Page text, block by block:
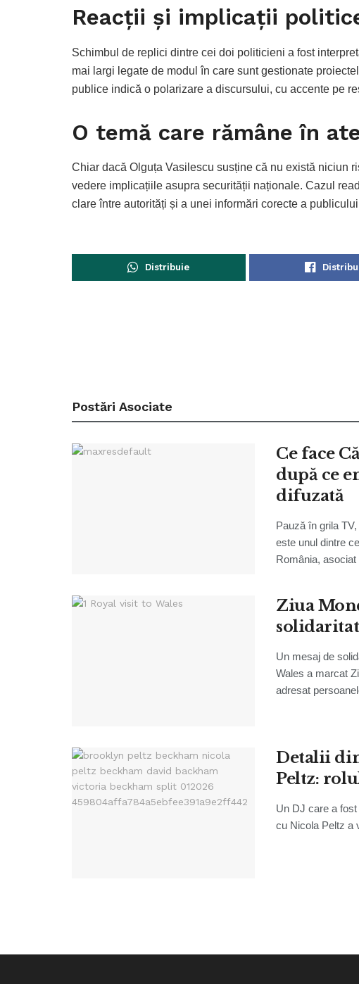
Reacții și implicații
Schimbul de replici dintre cei doi politicieni a fost
mai largi legate de modul în care sunt gestionate
publice indică o polarizare a discursului, cu accente pe
O temă care rămâne în
Chiar dacă Olguța Vasilescu susține că nu există niciun
vedere implicațiile asupra securității naționale. Cazul
clare între autorități și a unei informări corecte a
Distribuie
Postări Asociate
Ce face
după ce
difuzată
Pauză în grila
este unul dintre
România, asociat
Ziua
Un mesaj de
Wales a marcat
adresat
Detalii
Peltz:
Un DJ care a
cu Nicola Peltz a